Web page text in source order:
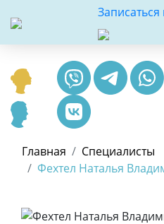
Главная
Специалисты
Фехтел Наталья